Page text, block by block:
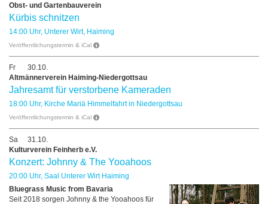
Obst- und Gartenbauverein
Kürbis schnitzen
14:00 Uhr, Unterer Wirt, Haiming
Veröffentlichungstermin & iCal
Fr
30.10.
Altmännerverein Haiming-Niedergottsau
Jahresamt für verstorbene Kameraden
18:00 Uhr, Kirche Mariä Himmelfahrt in Niedergottsau
Veröffentlichungstermin & iCal
Sa
31.10.
Kulturverein Feinherb e.V.
Konzert: Johnny & The Yooahoos
20:00 Uhr, Saal Unterer Wirt Haiming
Bluegrass Music from Bavaria
Seit 2018 sorgen Johnny & the Yooahoos für